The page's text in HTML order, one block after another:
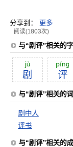
分享到： 更多
阅读(1803次)
与“剧评”相关的
jù
剧
píng
评
与“剧评”相关的
剧中人
评书
与“剧评”相关的